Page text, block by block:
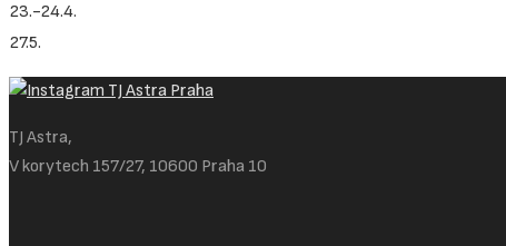
23.-24.4.
27.5.
TJ Astra,
V korytech 157/27, 10600 Praha 10